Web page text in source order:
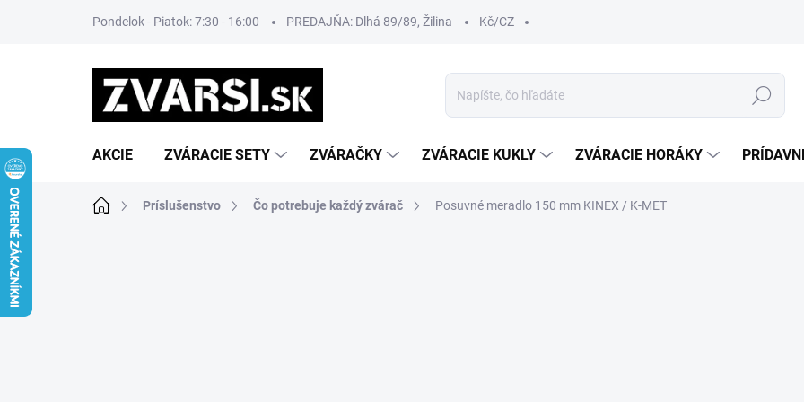
Pondelok - Piatok: 7:30 - 16:00 PREDAJŇA: Dlhá 89/89, Žilina Kč/CZ
Hľadať
AKCIE ZVÁRACIE SETY ZVÁRAČKY ZVÁRACIE KUKLY ZVÁRACIE HORÁKY
DomovPríslušenstvo Čo potrebuje každý zvárač Posuvné meradlo 150 mm KINEX / K-MET